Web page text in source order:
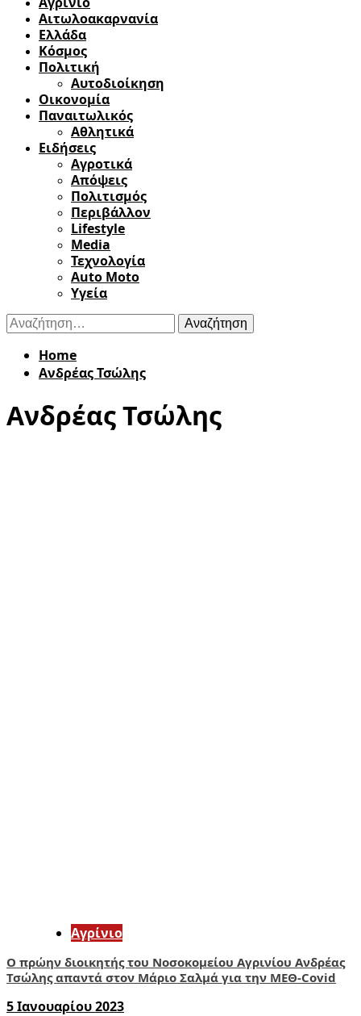
Αιτωλοακαρνανία
Ελλάδα
Κόσμος
Πολιτική
Αυτοδιοίκηση
Οικονομία
Παναιτωλικός
Αθλητικά
Ειδήσεις
Αγροτικά
Απόψεις
Πολιτισμός
Περιβάλλον
Lifestyle
Media
Τεχνολογία
Auto Moto
Υγεία
Αναζήτηση
για:
Home
Ανδρέας Τσώλης
Ανδρέας Τσώλης
Aγρίνιο
O πρώην διοικητής του Νοσοκομείου Αγρινίου Ανδρέας
Τσώλης απαντά στον Μάριο Σαλμά για την ΜΕΘ-Covid
5 Ιανουαρίου 2023